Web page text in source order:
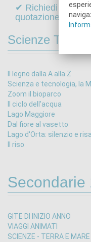
✔ Richiedi online
quotazione di
Scienze
Il legno dalla A alla Z
Scienza e tecnologia, la
Zoom il bioparco
Il ciclo dell'acqua
Lago Maggiore
Dal fiore al vasetto
Lago d'Orta: silenzio e
Il riso
Secondarie
GITE DI INIZIO ANNO
VIAGGI ANIMATI
SCIENZE - TERRA E MARE